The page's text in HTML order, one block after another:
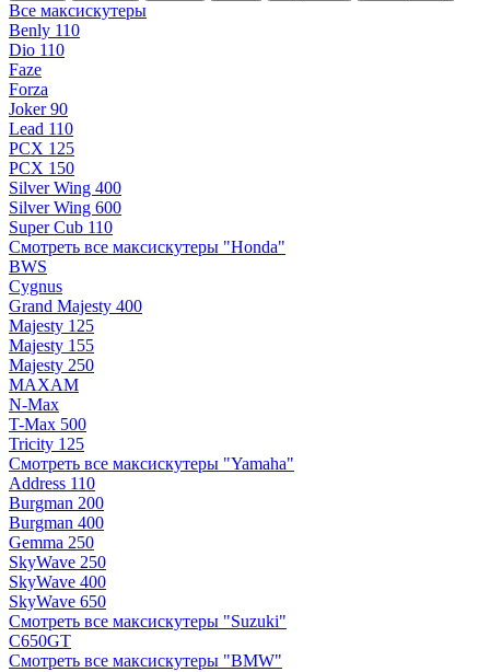
Все максискутеры
Benly 110
Dio 110
Faze
Forza
Joker 90
Lead 110
PCX 125
PCX 150
Silver Wing 400
Silver Wing 600
Super Cub 110
Смотреть все максискутеры "Honda"
BWS
Cygnus
Grand Majesty 400
Majesty 125
Majesty 155
Majesty 250
MAXAM
N-Max
T-Max 500
Tricity 125
Смотреть все максискутеры "Yamaha"
Address 110
Burgman 200
Burgman 400
Gemma 250
SkyWave 250
SkyWave 400
SkyWave 650
Смотреть все максискутеры "Suzuki"
C650GT
Смотреть все максискутеры "BMW"